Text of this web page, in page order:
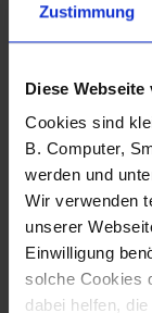
Zustimmung
Diese
Cookies sind
B. Computer,
werden und
Wir verwenden
unserer
Einwilligung
solche Cookies
dabei helfen,
Fotografo:
Sternbach
Download